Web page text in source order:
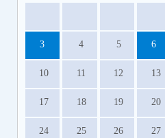
3 4 5 6
10 11 12 13
17 18 19 20
24 25 26 27